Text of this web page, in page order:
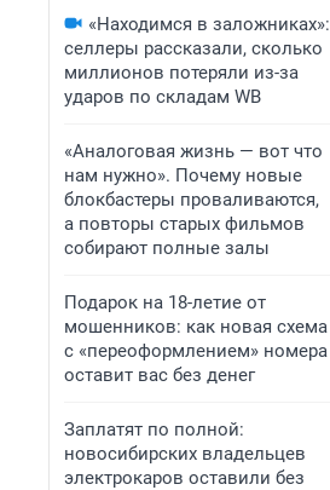
«Находимся в заложниках»:
селлеры рассказали, сколько
миллионов потеряли из-за
ударов по складам WB
«Аналоговая жизнь — вот что
нам нужно». Почему новые
блокбастеры проваливаются,
а повторы старых фильмов
собирают полные залы
Подарок на 18-летие от
мошенников: как новая схема
с «переоформлением» номера
оставит вас без денег
Заплатят по полной:
новосибирских владельцев
электрокаров оставили без